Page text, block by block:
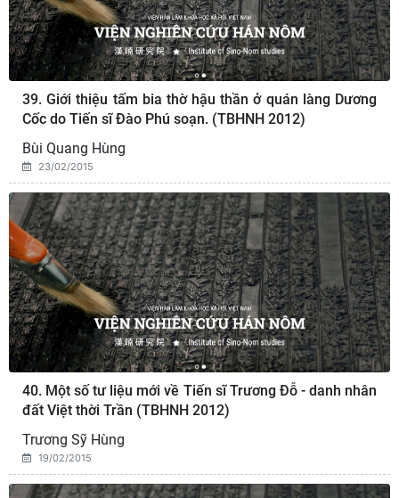
39. Giới thiệu tấm bia thờ hậu thần ở quán làng Dương
Cốc do Tiến sĩ Đào Phú soạn. (TBHNH 2012)
Bùi Quang Hùng
23/02/2015
40. Một số tư liệu mới về Tiến sĩ Trương Đỗ - danh nhân
đất Việt thời Trần (TBHNH 2012)
Trương Sỹ Hùng
19/02/2015